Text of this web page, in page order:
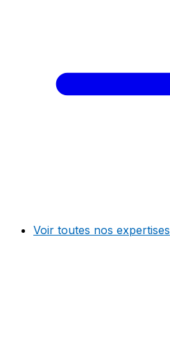
Voir toutes nos expertises